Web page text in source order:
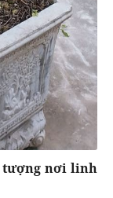
tượng nơi linh